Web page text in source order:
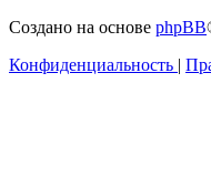
Создано на основе phpBB
Конфиденциальность |